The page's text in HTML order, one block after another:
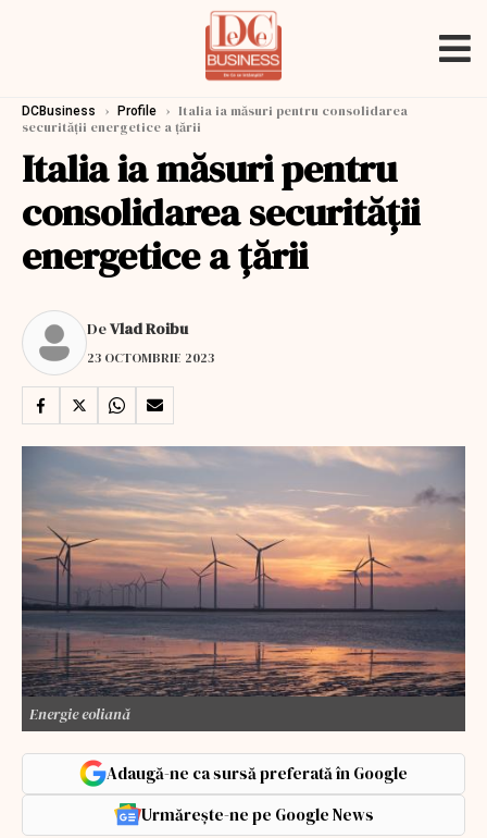
DCBusiness › Profile › Italia ia măsuri pentru consolidarea
securității energetice a țării
Italia ia măsuri pentru
consolidarea securității
energetice a țării
DeVlad Roibu
23 OCTOMBRIE 2023
Energie eoliană
Adaugă-ne ca sursă preferată în Google
Urmărește-ne pe Google News